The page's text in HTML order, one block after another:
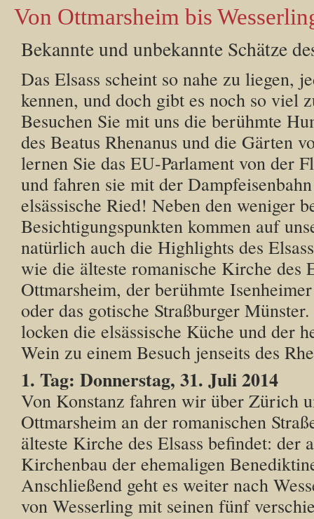
Von Ottmarsheim bis
Bekannte und unbekannte Schätze
Das Elsass scheint so nahe zu liegen,
kennen, und doch gibt es noch so viel
Besuchen Sie mit uns die berühmte
des Beatus Rhenanus und die Gärten
lernen Sie das EU-Parlament von der
und fahren sie mit der
elsässische Ried! Neben den weniger
Besichtigungspunkten kommen auf
natürlich auch die Highlights des
wie die älteste romanische Kirche des
Ottmarsheim, der berühmte
oder das gotische Straßburger
locken die elsässische Küche und der
Wein zu einem Besuch jenseits des
1. Tag: Donnerstag, 31. Juli 2014
Von Konstanz fahren wir über Zürich
Ottmarsheim an der romanischen
älteste Kirche des Elsass befindet: der
Kirchenbau der ehemaligen
Anschließend geht es weiter nach
von Wesserling mit seinen fünf